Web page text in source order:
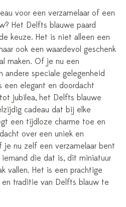
voor een verzamelaar of een
Het Delfts blauwe paard
keuze. Het is niet alleen een
ook een waardevol geschenk
maken. Of je nu een
andere speciale gelegenheid
een elegant en doordacht
jubilea, het Delfts blauwe
cadeau dat bij elke
een tijdloze charme toe en
over een uniek en
je nu zelf een verzamelaar bent
die dat is, dit miniatuur
vallen. Het is een prachtige
traditie van Delfts blauw te